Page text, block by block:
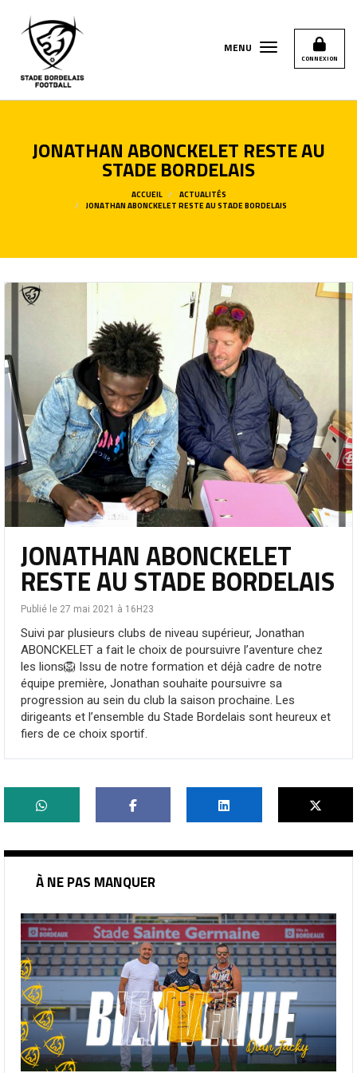
CONNEXION
MENU
JONATHAN ABONCKELET RESTE AU
STADE BORDELAIS
ACCUEIL
ACTUALITÉS
JONATHAN ABONCKELET RESTE AU STADE BORDELAIS
JONATHAN ABONCKELET
RESTE AU STADE BORDELAIS
Publié le 27 mai 2021 à 16H23
Suivi par plusieurs clubs de niveau supérieur, Jonathan
ABONCKELET a fait le choix de poursuivre l’aventure chez
les lions🦁 Issu de notre formation et déjà cadre de notre
équipe première, Jonathan souhaite poursuivre sa
progression au sein du club la saison prochaine. Les
dirigeants et l’ensemble du Stade Bordelais sont heureux et
fiers de ce choix sportif.
À NE PAS MANQUER